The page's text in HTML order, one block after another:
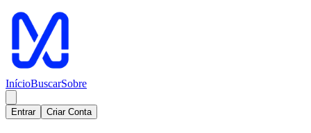
InícioBuscarSobre
Entrar Criar Conta